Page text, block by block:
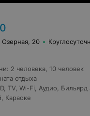
сюрприз для моей
и внимательно
грамотно сделать свою
и мимику. Однако
моего стола, осталась
профессионально.
20
: 2 человека 10 человек
отдыха
, TV Wi-Fi Аудио Бильярд
Караоке